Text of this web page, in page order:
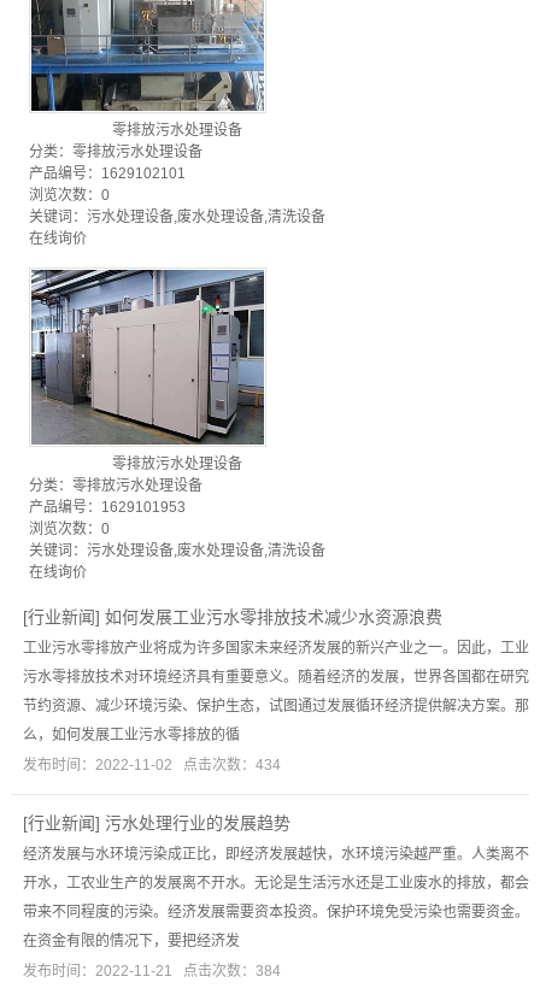
零排放污水处理设备
分类： 零排放污水处理设备
产品编号：1629102101
浏览次数：0
关键词： 污水处理设备,废水处理设备,清洗设备
在线询价
零排放污水处理设备
分类： 零排放污水处理设备
产品编号：1629101953
浏览次数：0
关键词： 污水处理设备,废水处理设备,清洗设备
在线询价
[行业新闻] 如何发展工业污水零排放技术减少水资源浪费
工业污水零排放产业将成为许多国家未来经济发展的新兴产业之一。因此，工业
污水零排放技术对环境经济具有重要意义。随着经济的发展，世界各国都在研究
节约资源、减少环境污染、保护生态，试图通过发展循环经济提供解决方案。那
么，如何发展工业污水零排放的循
发布时间：2022-11-02 点击次数：434
[行业新闻] 污水处理行业的发展趋势
经济发展与水环境污染成正比，即经济发展越快，水环境污染越严重。人类离不
开水，工农业生产的发展离不开水。无论是生活污水还是工业废水的排放，都会
带来不同程度的污染。经济发展需要资本投资。保护环境免受污染也需要资金。
在资金有限的情况下，要把经济发
发布时间：2022-11-21 点击次数：384